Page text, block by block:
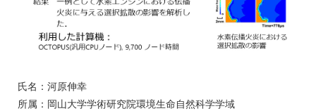
氏名：河原伸幸
所属：岡山大学学術研究院環境生命自然科学学域